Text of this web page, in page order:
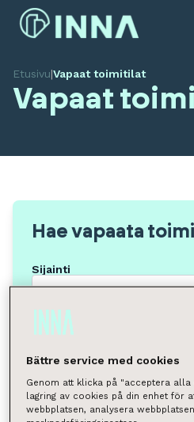
Etusivu|Vapaat toimitilat
Vapaat
Hae vapaata
Sijainti
Tilan tyyppi
Valitse
Neliömäärä
Bättre service med cookies
Genom att klicka på "acceptera
lagring av cookies på din enhet för
webbplatsen, analysera